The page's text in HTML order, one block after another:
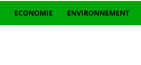
ECONOMIE ENVIRONNEMENT